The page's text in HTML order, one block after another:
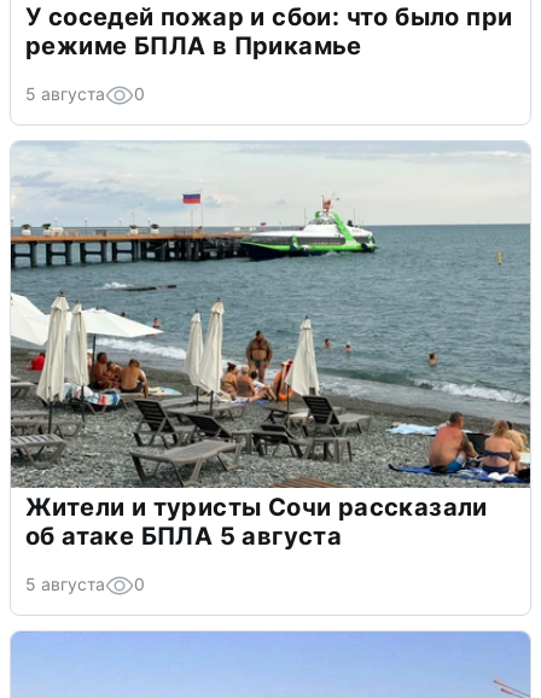
У соседей пожар и сбои: что было при
режиме БПЛА в Прикамье
5 августа 0
Жители и туристы Сочи рассказали
об атаке БПЛА 5 августа
5 августа 0